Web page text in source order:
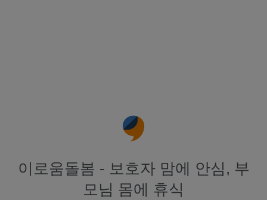
이로움돌봄 - 보호자 맘에 안심, 부
모님 몸에 휴식